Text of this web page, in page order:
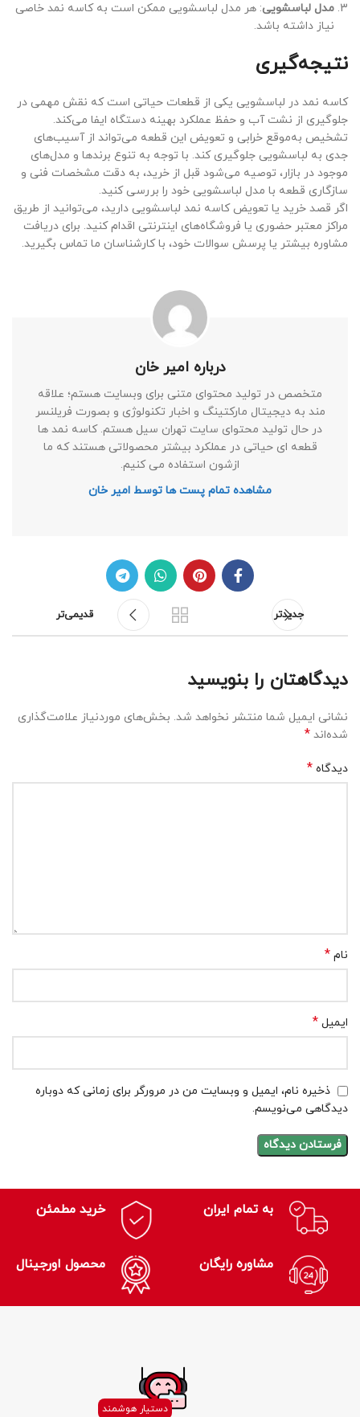
مدل لباسشویی: هر مدل لباسشویی ممکن است به کاسه نمد خاصی
نیاز داشته باشد.
نتیجه‌گیری
کاسه نمد در لباسشویی یکی از قطعات حیاتی است که نقش مهمی در
جلوگیری از نشت آب و حفظ عملکرد بهینه دستگاه ایفا می‌کند.
تشخیص به‌موقع خرابی و تعویض این قطعه می‌تواند از آسیب‌های
جدی به لباسشویی جلوگیری کند. با توجه به تنوع برندها و مدل‌های
موجود در بازار، توصیه می‌شود قبل از خرید، به دقت مشخصات فنی و
سازگاری قطعه با مدل لباسشویی خود را بررسی کنید.
اگر قصد خرید یا تعویض کاسه نمد لباسشویی دارید، می‌توانید از طریق
مراکز معتبر حضوری یا فروشگاه‌های اینترنتی اقدام کنید. برای دریافت
مشاوره بیشتر یا پرسش سوالات خود، با کارشناسان ما تماس بگیرید.
درباره امیر خان
متخصص در تولید محتوای متنی برای وبسایت هستم؛ علاقه
مند به دیجیتال مارکتینگ و اخبار تکنولوژی و بصورت فریلنسر
در حال تولید محتوای سایت تهران سیل هستم. کاسه نمد ها
قطعه ای حیاتی در عملکرد بیشتر محصولاتی هستند که ما
ازشون استفاده می کنیم.
مشاهده تمام پست ها توسط امیر خان
جدیدتر قدیمی‌تر
دیدگاهتان را بنویسید
نشانی ایمیل شما منتشر نخواهد شد. بخش‌های موردنیاز علامت‌گذاری
شده‌اند *
دیدگاه *
نام *
ایمیل *
ذخیره نام، ایمیل و وبسایت من در مرورگر برای زمانی که دوباره
دیدگاهی می‌نویسم.
به تمام ایران خرید مطمئن
مشاوره رایگان محصول اورجینال
دستیار هوشمند